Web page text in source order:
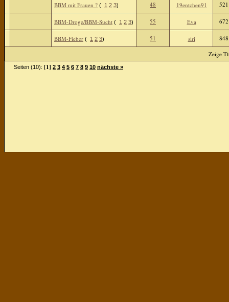
BBM mit Frauen ? ( 1 2 3) 48 19entchen91 521
BBM-Droge/BBM-Sucht ( 1 2 3) 55 Eva 672
BBM-Fieber ( 1 2 3) 51 siri 848
Zeige
Seiten (10): [1] 2 3 4 5 6 7 8 9 10 nächste »